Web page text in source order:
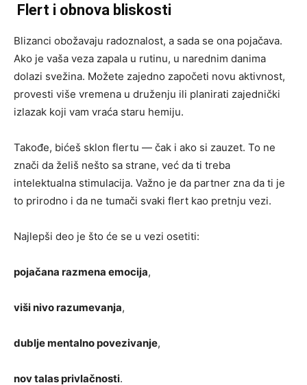
Flert i obnova bliskosti
Blizanci obožavaju radoznalost, a sada se ona pojačava.
Ako je vaša veza zapala u rutinu, u narednim danima
dolazi svežina. Možete zajedno započeti novu aktivnost,
provesti više vremena u druženju ili planirati zajednički
izlazak koji vam vraća staru hemiju.
Takođe, bićeš sklon flertu — čak i ako si zauzet. To ne
znači da želiš nešto sa strane, već da ti treba
intelektualna stimulacija. Važno je da partner zna da ti je
to prirodno i da ne tumači svaki flert kao pretnju vezi.
Najlepši deo je što će se u vezi osetiti:
pojačana razmena emocija,
viši nivo razumevanja,
dublje mentalno povezivanje,
nov talas privlačnosti.